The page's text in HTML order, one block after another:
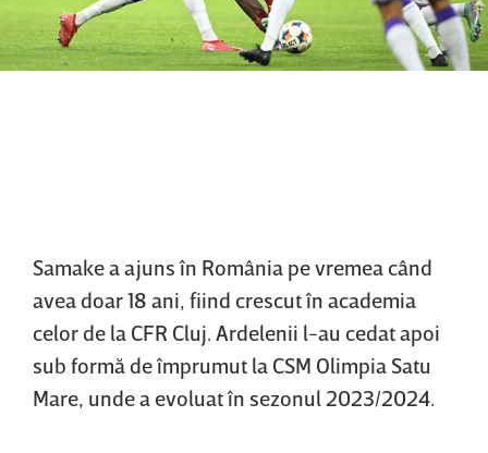
Samake a ajuns în România pe vremea când
avea doar 18 ani, fiind crescut în academia
celor de la CFR Cluj. Ardelenii l-au cedat apoi
sub formă de împrumut la CSM Olimpia Satu
Mare, unde a evoluat în sezonul 2023/2024.